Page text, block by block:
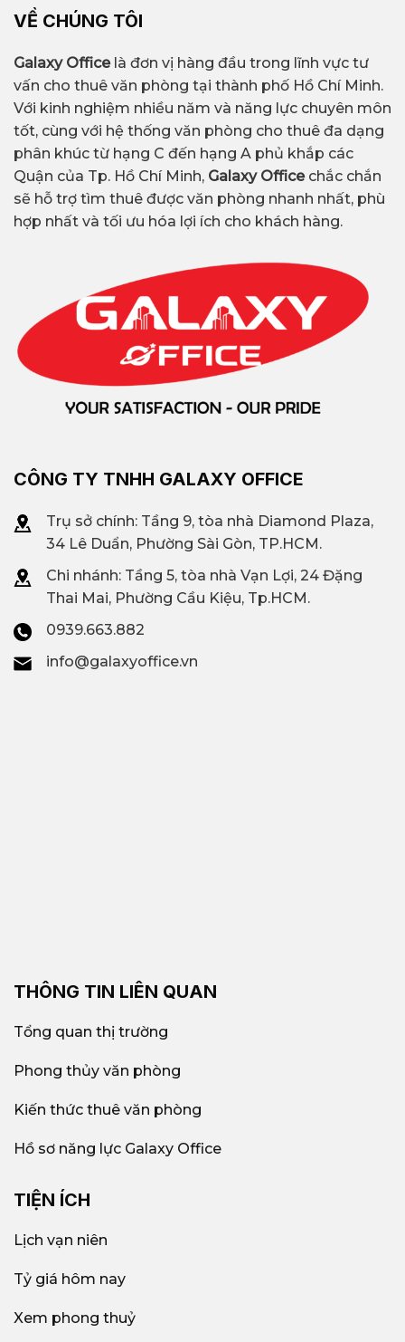
VỀ CHÚNG TÔI
Galaxy Officelà đơn vị hàng đầu trong lĩnh vực tư
vấn cho thuê văn phòng tại thành phố Hồ Chí Minh.
Với kinh nghiệm nhiều năm và năng lực chuyên môn
tốt, cùng với hệ thống văn phòng cho thuê đa dạng
phân khúc từ hạng C đến hạng A phủ khắp các
Quận của Tp. Hồ Chí Minh, Galaxy Office chắc chắn
sẽ hỗ trợ tìm thuê được văn phòng nhanh nhất, phù
hợp nhất và tối ưu hóa lợi ích cho khách hàng.
CÔNG TY TNHH GALAXY OFFICE
Trụ sở chính: Tầng 9, tòa nhà Diamond Plaza,
34 Lê Duẩn, Phường Sài Gòn, TP.HCM.
Chi nhánh: Tầng 5, tòa nhà Vạn Lợi, 24 Đặng
Thai Mai, Phường Cầu Kiệu, Tp.HCM.
0939.663.882
info@galaxyoffice.vn
THÔNG TIN LIÊN QUAN
Tổng quan thị trường
Phong thủy văn phòng
Kiến thức thuê văn phòng
Hồ sơ năng lực Galaxy Office
TIỆN ÍCH
Lịch vạn niên
Tỷ giá hôm nay
Xem phong thuỷ